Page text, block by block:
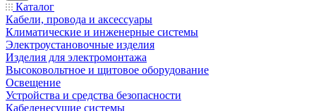
Каталог
Кабели, провода и аксессуары
Климатические и инженерные системы
Электроустановочные изделия
Изделия для электромонтажа
Высоковольтное и щитовое оборудование
Освещение
Устройства и средства безопасности
Кабеленесущие системы